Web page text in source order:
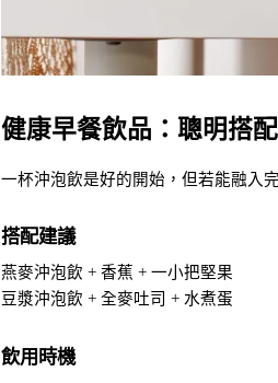
健康早餐飲品：聰明搭
一杯沖泡飲是好的開始，但若能融入
搭配建議
燕麥沖泡飲 + 香蕉 + 一小把堅果
豆漿沖泡飲 + 全麥吐司 + 水煮蛋
飲用時機